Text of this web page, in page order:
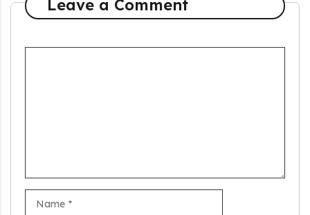
Leave a Comment